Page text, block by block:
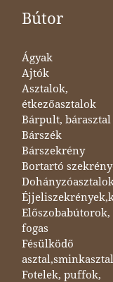
Bútor
Ágyak
Ajtók
Asztalok,
étkezőasztalok
Bárpult, bárasztal
Bárszék
Bárszekrény
Bortartó
Előszobabútorok,
fogas
Fésülködő
asztal,sminkasztal
Fotelek, puffok,